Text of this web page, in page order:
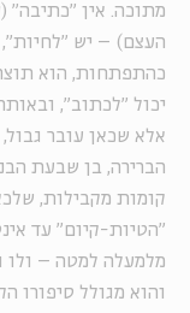
מתוכה. אין "כתיבה"
העצם) – יש "לחיות",
כהתפתחות, הוא
יכול "לכתוב",
אלא שכאן עובר
הברירה, בן שבעת
קומות מקבילות,
"הטיות-קיום" עד
מלמעלה למטה – ולו
והוא מגולל סיפורו